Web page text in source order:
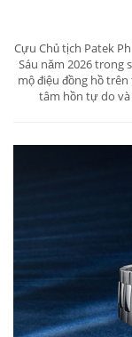
Cựu Chủ tịch Patek
Sáu năm 2026 trong
mộ điệu đồng hồ
tâm hồn tự do